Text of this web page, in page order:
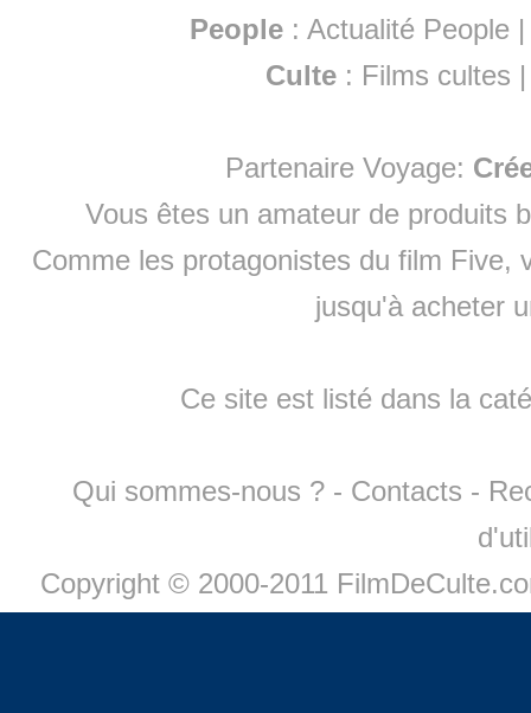
People :Actualité People
Culte : Films cultes
Partenaire Voyage:
Vous êtes un amateur de produits
Comme les protagonistes du film Five,
jusqu'à acheter
Ce site est listé dans la
Qui sommes-nous ? - Contacts -
Copyright © 2000-2011